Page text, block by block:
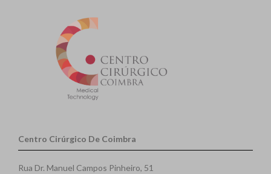
Centro Cirúrgico De Coimbra
Rua Dr. Manuel Campos Pinheiro, 51